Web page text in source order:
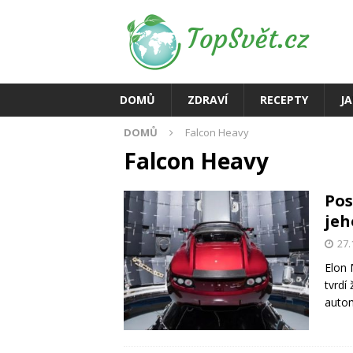
DOMŮ ZDRAVÍ RECEPTY
DOMŮ Falcon Heavy
Falcon Heavy
Elon
tvrdí